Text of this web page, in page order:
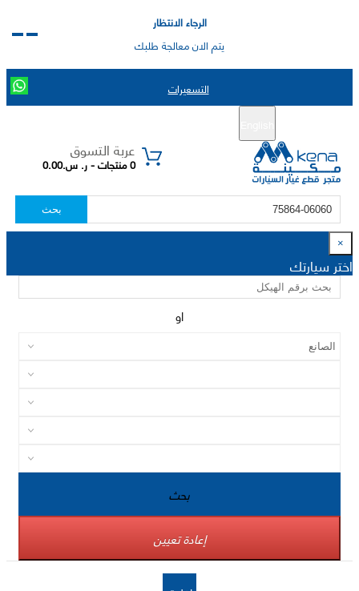
الرجاء الانتظار
يتم الان معالجة طلبك
التسعيرات
عربة التسوق
0 منتجات - ر. س.0.00
بحث
×
اختر سيارتك
او
بحث
إعادة تعيين